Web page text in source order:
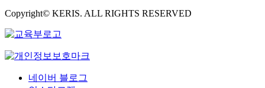
Copyright© KERIS. ALL RIGHTS RESERVED
네이버 블로그